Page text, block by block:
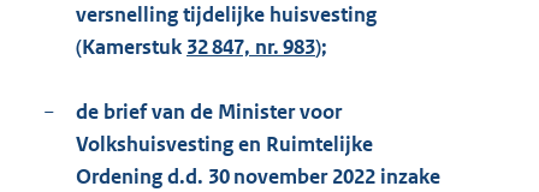
versnelling tijdelijke huisvesting
(Kamerstuk 32 847, nr. 983);
−
de brief van de Minister voor
Volkshuisvesting en Ruimtelijke
Ordening d.d. 30 november 2022 inzake